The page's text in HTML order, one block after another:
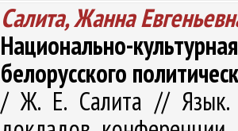
Салита, Жанна
Национально-
белорусского
/ Ж. Е. Салита // Язык.